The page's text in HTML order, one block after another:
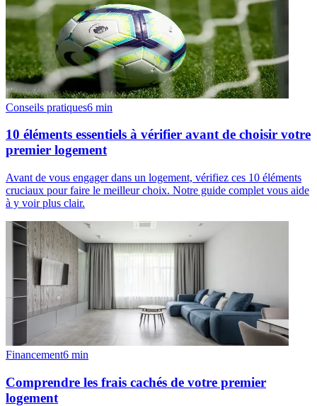
Conseils pratiques6 min
10 éléments essentiels à vérifier avant de choisir votre
premier logement
Avant de vous engager dans un logement, vérifiez ces 10 éléments
cruciaux pour faire le meilleur choix. Notre guide complet vous aide
à y voir plus clair.
Financement6 min
Comprendre les frais cachés de votre premier
logement